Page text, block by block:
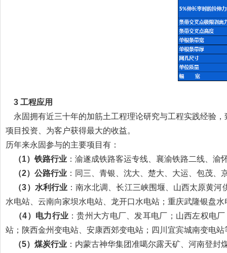
3 工程应用
永固拥有近三十年的加筋土工程理论研究与工程实践经验
项目投资、为客户获得最大的收益。
历年来永固参与的主要项目有：
（1）铁路行业 ：渝遂成铁路客运专线、襄渝铁路二线、渝
（2）公路行业 ：同三、青银、沈大、楚大、大运、包茂
（3）水利行业：南水北调、长江三峡围堰、山西太原黄
水电站、云南向家坝水电站、龙开口水电站；重庆武隆银盘水
（4）电力行业 ：贵州大方电厂、发耳电厂；山西左权电
站；陕西金州变电站、安康西郊变电站；四川宜宾城南变电站
（5）煤炭行业 ：内蒙古神华集团准噶尔露天矿、河南登封